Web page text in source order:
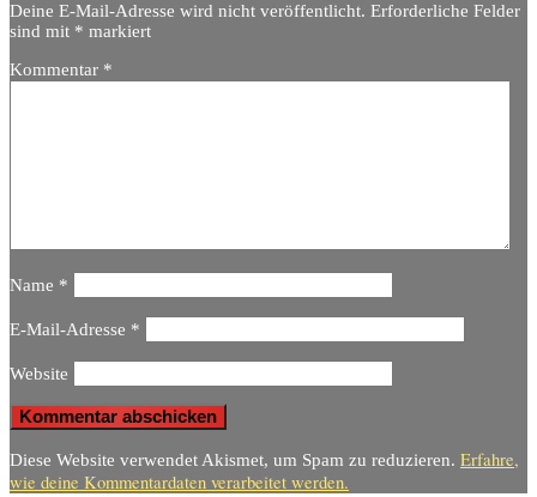
Deine E-Mail-Adresse wird nicht veröffentlicht. Erforderliche Felder
sind mit * markiert
Kommentar *
Name *
E-Mail-Adresse *
Website
Diese Website verwendet Akismet, um Spam zu reduzieren. Erfahre,
wie deine Kommentardaten verarbeitet werden.